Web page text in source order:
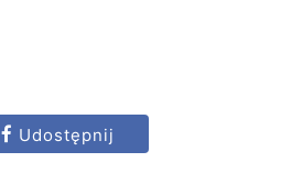
Udostępnij